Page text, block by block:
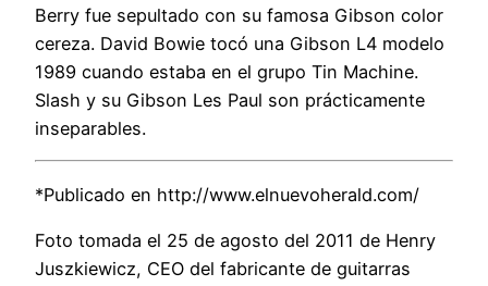
Berry fue sepultado con su famosa Gibson color
cereza. David Bowie tocó una Gibson L4 modelo
1989 cuando estaba en el grupo Tin Machine.
Slash y su Gibson Les Paul son prácticamente
inseparables.
*Publicado en http://www.elnuevoherald.com/
Foto tomada el 25 de agosto del 2011 de Henry
Juszkiewicz, CEO del fabricante de guitarras